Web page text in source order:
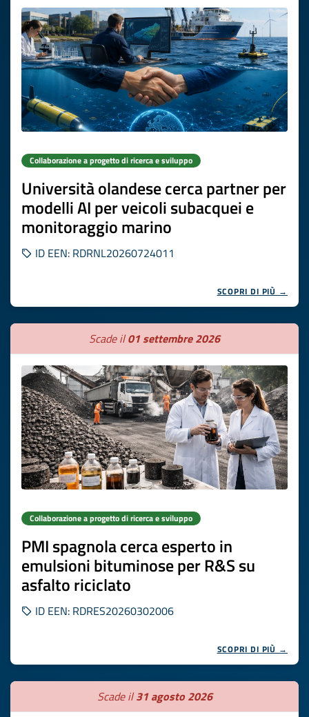
Collaborazione a progetto di ricerca e sviluppo
Università olandese cerca partner per
modelli AI per veicoli subacquei e
monitoraggio marino
ID EEN: RDRNL20260724011
SCOPRI DI PIÙ →
Scade il01 settembre 2026
Collaborazione a progetto di ricerca e sviluppo
PMI spagnola cerca esperto in
emulsioni bituminose per R&S su
asfalto riciclato
ID EEN: RDRES20260302006
SCOPRI DI PIÙ →
Scade il31 agosto 2026